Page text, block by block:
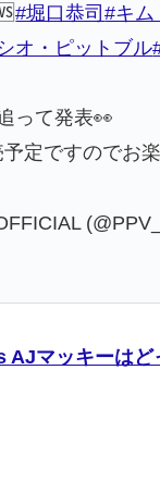
#堀口恭司#キム
オ・ピットブル
って発表👀
定ですのでお
AJマッキーはど